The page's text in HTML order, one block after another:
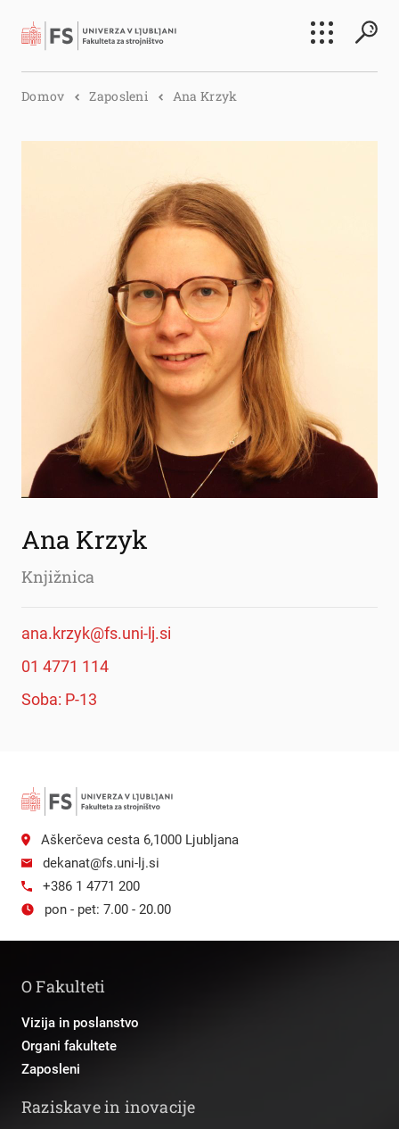
Išči
Domov Zaposleni Ana Krzyk
Ana Krzyk
Knjižnica
ana.krzyk@fs.uni-lj.si
01 4771 114
Soba: P-13
Aškerčeva cesta 6,1000 Ljubljana
dekanat@fs.uni-lj.si
+386 1 4771 200
pon - pet: 7.00 - 20.00
O Fakulteti
Vizija in poslanstvo
Organi fakultete
Zaposleni
Raziskave in inovacije